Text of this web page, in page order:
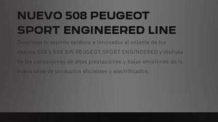
NUEVO 508 PEUGEOT
SPORT ENGINEERED LINE
Despliega tu espíritu estético e innovador al volante de los
nuevos 508 y 508 SW PEUGEOT SPORT ENGINEERED y disfruta
de las sensaciones de altas prestaciones y bajas emisiones de la
nueva línea de productos eficientes y electrificados.